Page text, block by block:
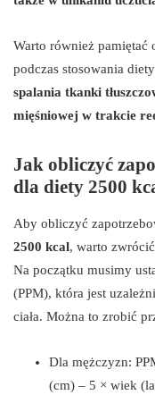
Warto również
podczas stosowania
spalania tkanki
mięśniowej w trakcie
Jak obliczyć
dla diety 2500
Aby obliczyć
2500 kcal, warto
Na początku musimy
(PPM), która jest
ciała. Można to zrobić
Dla mężczyzn:
(cm) – 5 × wiek